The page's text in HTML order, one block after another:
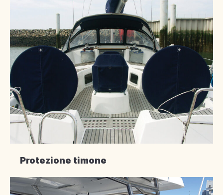
Protezione timone